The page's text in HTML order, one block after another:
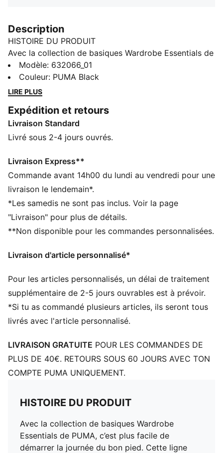
Description
HISTOIRE DU PRODUIT
Avec la collection de basiques Wardrobe Essentials de
PUMA, c’est plus facile de démarrer la journée du bon
pied. Cette ligne regorge d’incontournables pour les
journées bien remplies. Fusionnant esprit rétro et
procurent un maximum de confort sans faire de
concession sur le style, pour profiter à fond de toutes
tes activités.
Confectionné avec un minimum de 20 % de matériaux
recyclés
DÉTAILS
Matériau principal : Matière douce assurant la
respirabilité et la légèreté
Avec capuche
Fermeture : Fermeture éclair intégrale
Poches : Poche kangourou
Modèle: 632066_01
Couleur: PUMA Black
LIRE PLUS
Expédition et retours
Livraison Standard
Livré sous 2-4 jours ouvrés.
Livraison Express**
Commande avant 14h00 du lundi au vendredi pour une
livraison le lendemain*.
*Les samedis ne sont pas inclus. Voir la page
"Livraison" pour plus de détails.
**Non disponible pour les commandes personnalisées.
Livraison d'article personnalisé*
Pour les articles personnalisés, un délai de traitement
supplémentaire de 2-5 jours ouvrables est à prévoir.
*Si tu as commandé plusieurs articles, ils seront tous
livrés avec l'article personnalisé.
LIVRAISON GRATUITE POUR LES COMMANDES DE
PLUS DE 40€. RETOURS SOUS 60 JOURS AVEC TON
COMPTE PUMA UNIQUEMENT.
HISTOIRE DU PRODUIT
Avec la collection de basiques Wardrobe
Essentials de PUMA, c’est plus facile de
démarrer la journée du bon pied. Cette ligne